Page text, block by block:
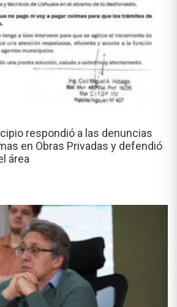
respondió a las denuncias
en Obras Privadas y defendió
área